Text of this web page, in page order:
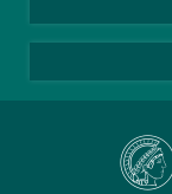
Bewerbende
Schüler*innen
Instagram
LinkedIn
Facebook